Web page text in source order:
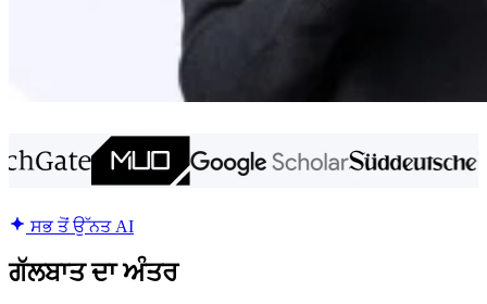
ਸਭ ਤੋਂ ਉੱਨਤ AI
ਗੱਲਬਾਤ ਦਾ ਅੰਤਰ